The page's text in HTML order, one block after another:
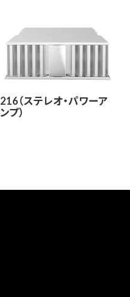
216（ステレオ・パワーア
ンプ）